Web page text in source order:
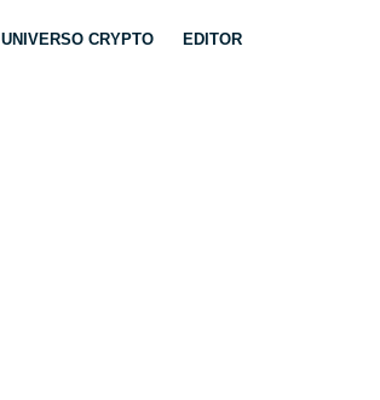
UNIVERSO CRYPTO EDITOR